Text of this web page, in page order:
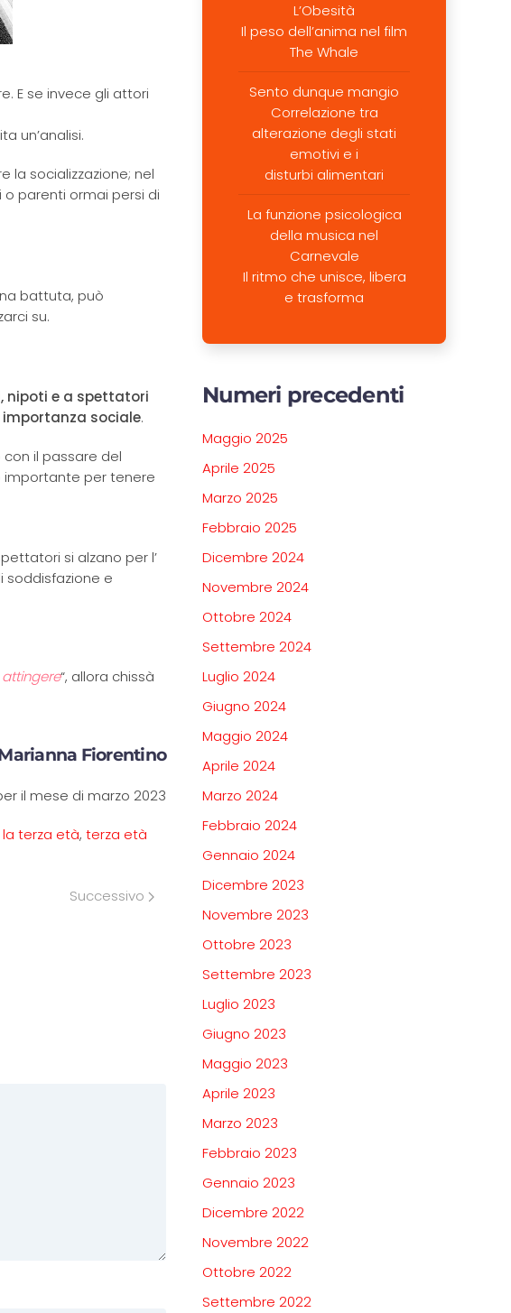
E se invece gli attori
un’analisi.
socializzazione; nel
parenti ormai persi di
battuta, può
su.
nipoti e a spettatori
sociale.
con il passare del
importante per tenere
si alzano per l’
soddisfazione e
“, allora chissà
Fiorentino
il mese di marzo 2023
terza età, terza età
Successivo
L’Obesità
Il peso dell’anima nel film
The Whale
Sento dunque mangio
Correlazione tra
alterazione degli stati
emotivi e i
disturbi alimentari
La funzione psicologica
della musica nel
Carnevale
Il ritmo che unisce, libera
e trasforma
Numeri precedenti
Maggio 2025
Aprile 2025
Marzo 2025
Febbraio 2025
Dicembre 2024
Novembre 2024
Ottobre 2024
Settembre 2024
Luglio 2024
Giugno 2024
Maggio 2024
Aprile 2024
Marzo 2024
Febbraio 2024
Gennaio 2024
Dicembre 2023
Novembre 2023
Ottobre 2023
Settembre 2023
Luglio 2023
Giugno 2023
Maggio 2023
Aprile 2023
Marzo 2023
Febbraio 2023
Gennaio 2023
Dicembre 2022
Novembre 2022
Ottobre 2022
Settembre 2022